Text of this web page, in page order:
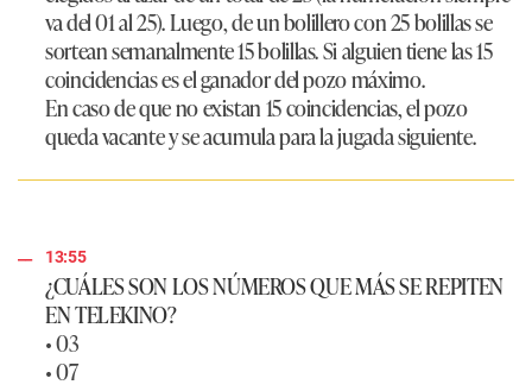
va del 01 al 25). Luego, de un bolillero con 25 bolillas se
sortean semanalmente 15 bolillas. Si alguien tiene las 15
coincidencias es el ganador del pozo máximo.
En caso de que no existan 15 coincidencias, el pozo
queda vacante y se acumula para la jugada siguiente.
13:55
¿CUÁLES SON LOS NÚMEROS QUE MÁS SE REPITEN
EN TELEKINO?
• 03
• 07